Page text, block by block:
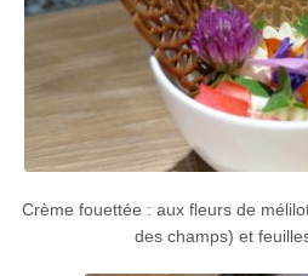
Crème fouettée : aux fleurs de
des champs) et